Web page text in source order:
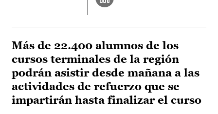
Más de 22.400 alumnos de los
cursos terminales de la región
podrán asistir desde mañana a las
actividades de refuerzo que se
impartirán hasta finalizar el curso